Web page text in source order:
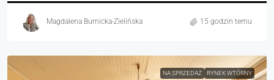
Magdalena Burnicka-Zielińska 15 godzin temu
NA SPRZEDAŻ RYNEK WTÓRNY